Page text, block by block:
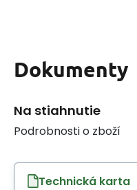
Dokumenty
Na stiahnutie
Podrobnosti o zboží
Technická karta